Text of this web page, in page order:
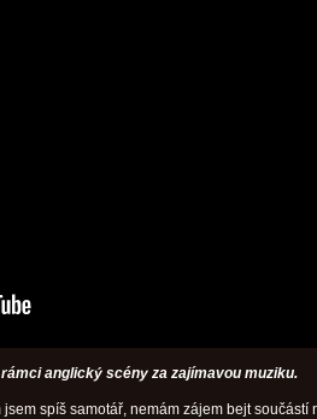
anglický scény za zajímavou muziku.
spíš samotář, nemám zájem bejt součástí